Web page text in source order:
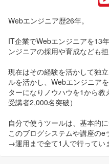
Webエンジニア歴26年。
IT企業でWebエンジニアを13
ンジニアの採用や育成なども担
現在はその経験を活かして独
ルを活かし、Webエンジニア
ターになりノウハウを1から
受講者2,000名突破）
自分で使うツールは、基本的
このブログシステムや講座の
→運用まで全て1人で行ってい